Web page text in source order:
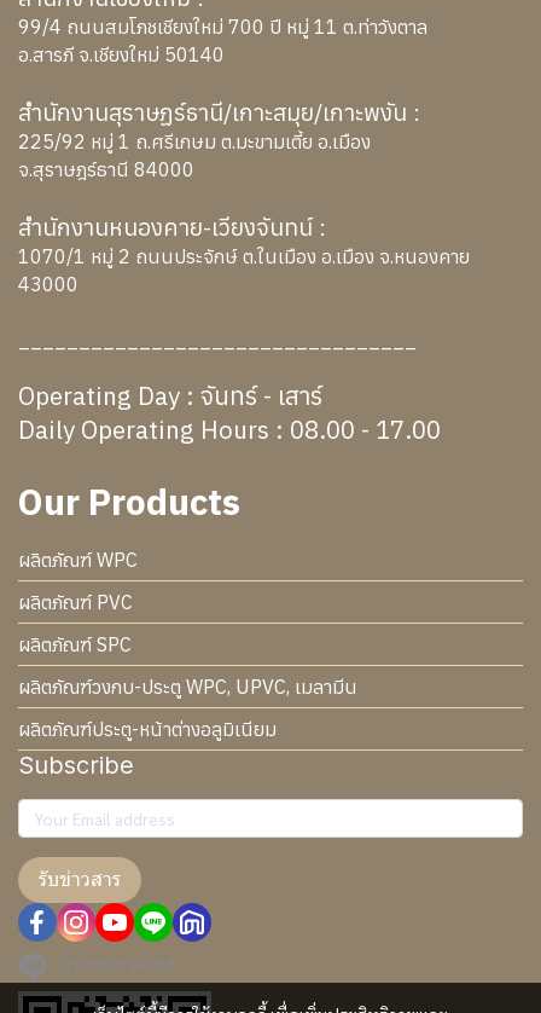
99/4 ถนนสมโภชเชียงใหม่ 700 ปี หมู่ 11 ต.ท่าวังตาล
อ.สารภี จ.เชียงใหม่ 50140
สำนักงานสุราษฏร์ธานี/เกาะสมุย/เกาะพงัน :
225/92 หมู่ 1 ถ.ศรีเกษม ต.มะขามเตี้ย อ.เมือง
จ.สุราษฎร์ธานี 84000
สำนักงานหนองคาย-เวียงจันทน์ :
1070/1 หมู่ 2 ถนนประจักษ์ ต.ในเมือง อ.เมือง จ.หนองคาย
43000
Operating Day : จันทร์ - เสาร์
Daily Operating Hours : 08.00 - 17.00
Our Products
ผลิตภัณฑ์ WPC
ผลิตภัณฑ์ PVC
ผลิตภัณฑ์ SPC
ผลิตภัณฑ์วงกบ-ประตู WPC, UPVC, เมลามีน
ผลิตภัณฑ์ประตู-หน้าต่างอลูมิเนียม
Subscribe
รับข่าวสาร
@timberwood